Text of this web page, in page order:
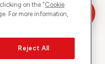
on the "Cookie
For more information,
Reject All